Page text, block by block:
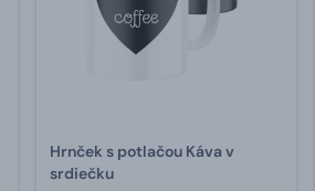
Hrnček s potlačou Káva v
srdiečku